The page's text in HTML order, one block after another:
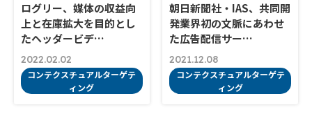
ログリー、媒体の収益向
上と在庫拡大を目的とし
たヘッダービデ…
2022.02.02
コンテクスチュアルターゲテ
ィング
朝日新聞社・IAS、共同開
発業界初の文脈にあわせ
た広告配信サー…
2021.12.08
コンテクスチュアルターゲテ
ィング